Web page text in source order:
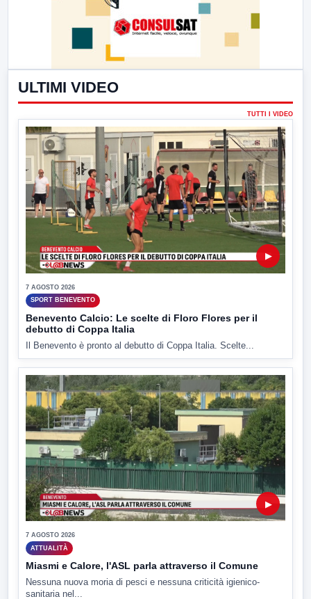
ULTIMI VIDEO
TUTTI I VIDEO
▶
7 AGOSTO 2026
SPORT BENEVENTO
Benevento Calcio: Le scelte di Floro Flores per il
debutto di Coppa Italia
Il Benevento è pronto al debutto di Coppa Italia. Scelte...
▶
7 AGOSTO 2026
ATTUALITÀ
Miasmi e Calore, l'ASL parla attraverso il Comune
Nessuna nuova moria di pesci e nessuna criticità igienico-
sanitaria nel...